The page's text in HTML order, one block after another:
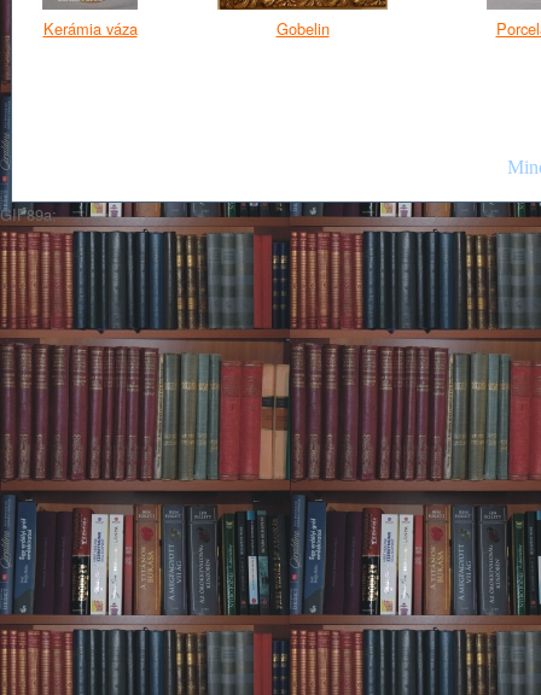
Kerámia váza Gobelin
GIF89a;